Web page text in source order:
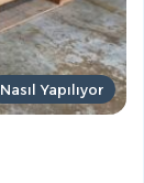
Nasıl Yapılıyor